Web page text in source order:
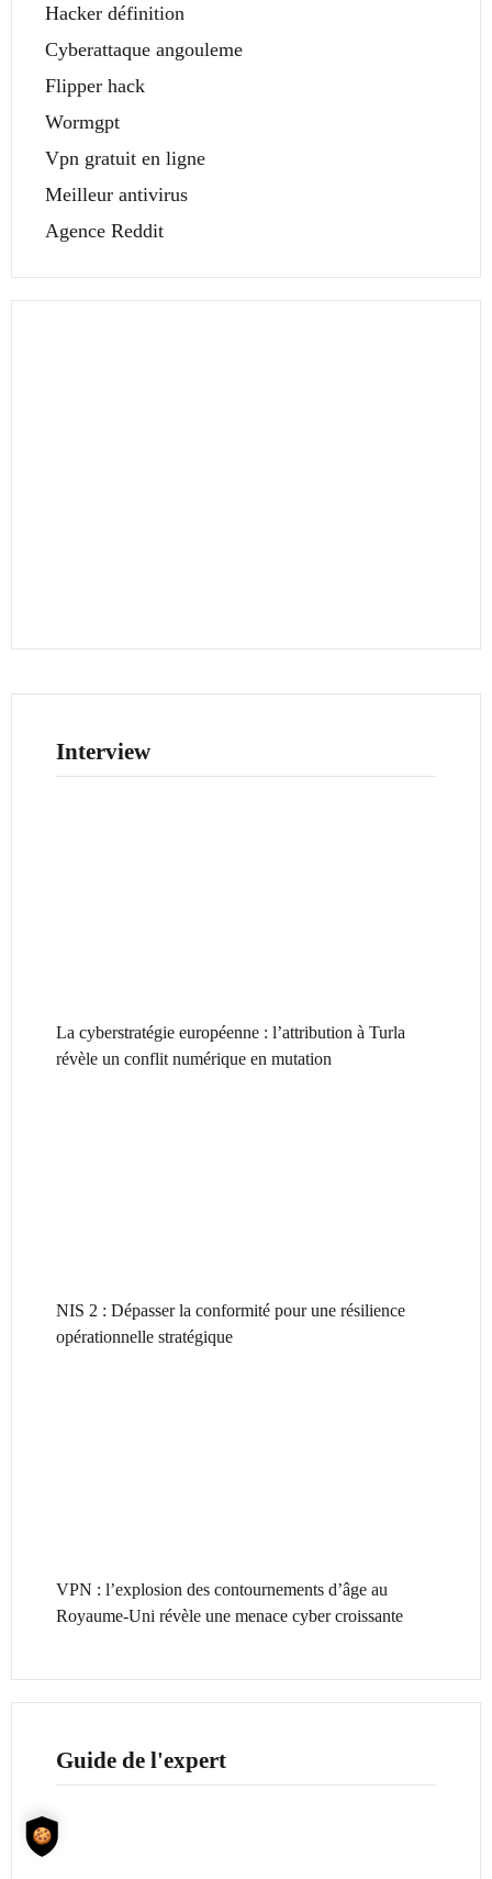
Hacker définition
Cyberattaque angouleme
Flipper hack
Wormgpt
Vpn gratuit en ligne
Meilleur antivirus
Agence Reddit
Interview
La cyberstratégie européenne : l’attribution à Turla
révèle un conflit numérique en mutation
NIS 2 : Dépasser la conformité pour une résilience
opérationnelle stratégique
VPN : l’explosion des contournements d’âge au
Royaume-Uni révèle une menace cyber croissante
Guide de l'expert